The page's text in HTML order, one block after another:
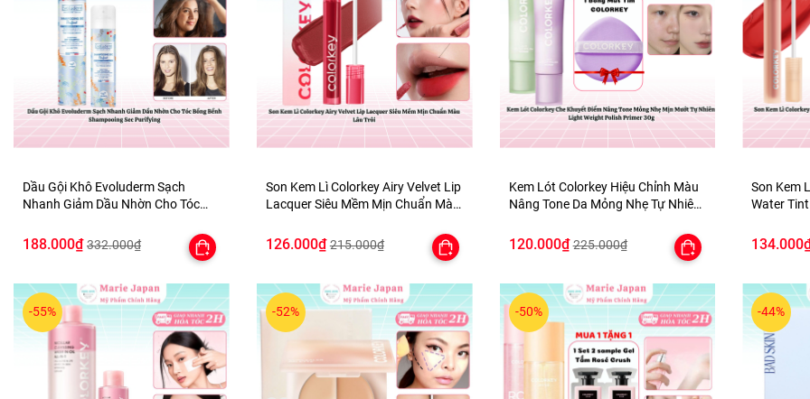
Dầu Gội Khô Evoluderm Sạch
Nhanh Giảm Dầu Nhờn Cho Tóc
Purifying
188.000₫ 332.000₫
Son Kem Lì Colorkey Airy Velvet Lip
Lacquer Siêu Mềm Mịn Chuẩn Màu
126.000₫ 215.000₫
Kem Lót Colorkey Hiệu Chỉnh Màu
Nâng Tone Da Mỏng Nhẹ Tự Nhiên
TẶNG 1 BÔNG MÚT TÍM
120.000₫ 225.000₫
Son Kem
Water
-55% -52% -50% -44%